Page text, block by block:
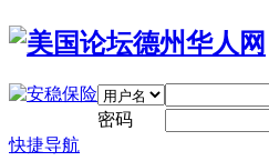
密码
快捷导航